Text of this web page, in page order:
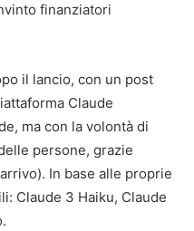
finanziatori
il lancio, con un post
Claude
ma con la volontà di
persone, grazie
In base alle proprie
Claude 3 Haiku, Claude